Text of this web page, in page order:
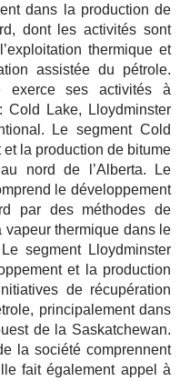
dans la production de
dont les activités sont
thermique et
assistée du pétrole.
exerce ses activités à
Cold Lake, Lloydminster
Le segment Cold
la production de bitume
nord de l’Alberta. Le
le développement
par des méthodes de
thermique dans le
segment Lloydminster
et la production
de récupération
principalement dans
de la Saskatchewan.
la société comprennent
fait également appel à